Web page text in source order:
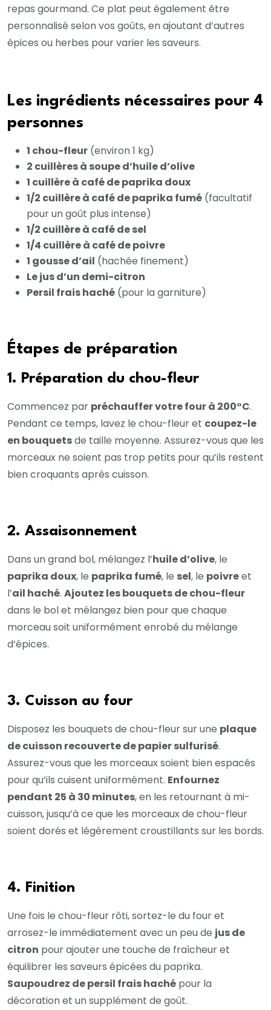
repas gourmand. Ce plat peut également être
personnalisé selon vos goûts, en ajoutant d’autres
épices ou herbes pour varier les saveurs.
Les ingrédients nécessaires pour 4
personnes
1 chou-fleur (environ 1 kg)
2 cuillères à soupe d’huile d’olive
1 cuillère à café de paprika doux
1/2 cuillère à café de paprika fumé (facultatif
pour un goût plus intense)
1/2 cuillère à café de sel
1/4 cuillère à café de poivre
1 gousse d’ail (hachée finement)
Le jus d’un demi-citron
Persil frais haché (pour la garniture)
Étapes de préparation
1. Préparation du chou-fleur
Commencez par préchauffer votre four à 200°C.
Pendant ce temps, lavez le chou-fleur et coupez-le
en bouquetsde taille moyenne. Assurez-vous que les
morceaux ne soient pas trop petits pour qu’ils restent
bien croquants après cuisson.
2. Assaisonnement
Dans un grand bol, mélangez l’huile d’olive, le
paprika doux, le paprika fumé, le sel, le poivreet
l’ail haché. Ajoutez les bouquets de chou-fleur
dans le bol et mélangez bien pour que chaque
morceau soit uniformément enrobé du mélange
d’épices.
3. Cuisson au four
Disposez les bouquets de chou-fleur sur une plaque
de cuisson recouverte de papier sulfurisé.
Assurez-vous que les morceaux soient bien espacés
pour qu’ils cuisent uniformément. Enfournez
pendant 25 à 30 minutes, en les retournant à mi-
cuisson, jusqu’à ce que les morceaux de chou-fleur
soient dorés et légèrement croustillants sur les bords.
4. Finition
Une fois le chou-fleur rôti, sortez-le du four et
arrosez-le immédiatement avec un peu de jus de
citron pour ajouter une touche de fraîcheur et
équilibrer les saveurs épicées du paprika.
Saupoudrez de persil frais haché pour la
décoration et un supplément de goût.